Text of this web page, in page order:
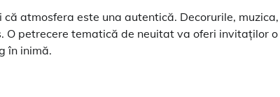
atmosfera este una autentică. Decorurile, muzica,
O petrecere tematică de neuitat va oferi invitaților o
în inimă.